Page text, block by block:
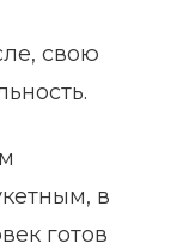
свою
в
готов